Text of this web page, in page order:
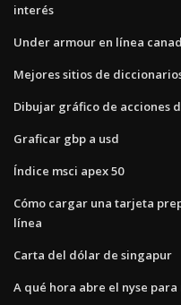
interés
Under armour en línea
Mejores sitios de
Dibujar gráfico de acciones
Graficar gbp a usd
Índice msci apex 50
Cómo cargar una tarjeta
línea
Carta del dólar de singapur
A qué hora abre el nyse